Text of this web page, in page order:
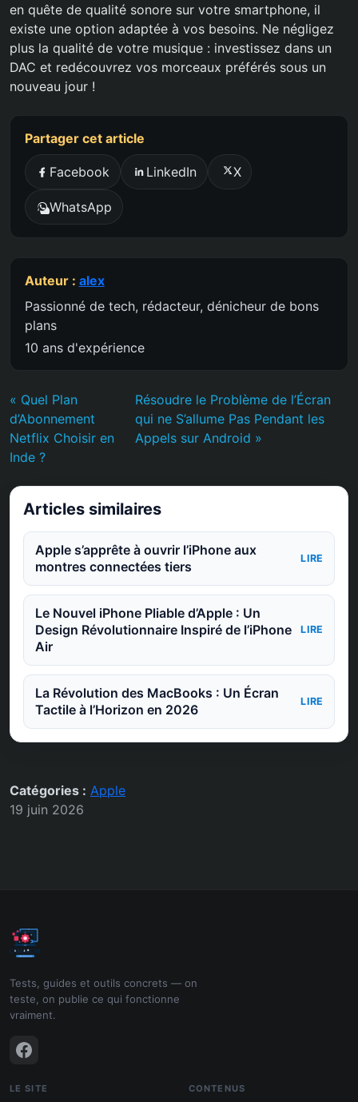
en quête de qualité sonore sur votre smartphone, il
existe une option adaptée à vos besoins. Ne négligez
plus la qualité de votre musique : investissez dans un
DAC et redécouvrez vos morceaux préférés sous un
nouveau jour !
Partager cet article
Facebook LinkedIn X
WhatsApp
Auteur : alex
Passionné de tech, rédacteur, dénicheur de bons
plans
10 ans d'expérience
« Quel Plan
d’Abonnement
Netflix Choisir en
Inde ?
Résoudre le Problème de l’Écran
qui ne S’allume Pas Pendant les
Appels sur Android »
Articles similaires
Apple s’apprête à ouvrir l’iPhone aux
montres connectées tiers
LIRE
Le Nouvel iPhone Pliable d’Apple : Un
Design Révolutionnaire Inspiré de l’iPhone
Air
LIRE
La Révolution des MacBooks : Un Écran
Tactile à l’Horizon en 2026
LIRE
Catégories : Apple
19 juin 2026
Tests, guides et outils concrets — on
teste, on publie ce qui fonctionne
vraiment.
LE SITE CONTENUS